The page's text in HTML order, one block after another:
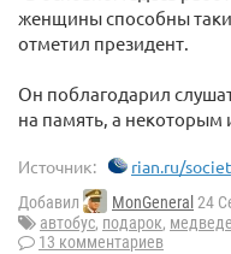
женщины способны
отметил президент.
Он поблагодарил
на память, а некоторым
Источник: rian.ru/
Добавил MonGeneral 24
автобус, подарок,
13 комментариев